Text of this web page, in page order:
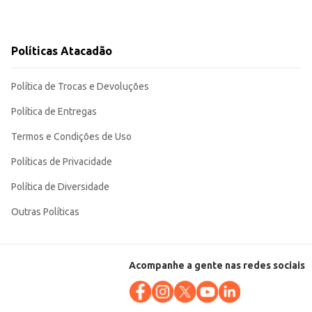
Políticas Atacadão
Política de Trocas e Devoluções
Política de Entregas
Termos e Condições de Uso
Políticas de Privacidade
Política de Diversidade
Outras Políticas
Acompanhe a gente nas redes sociais